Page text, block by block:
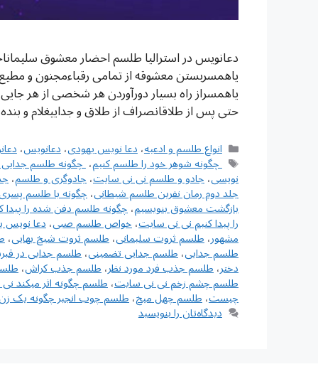
دعانویس در استرالیا طلسم احضار معشوق
یاهمسربستن معشوقه از تمامی رقباءمجنون و
یاهمسراز راه بسیار دورآوردن هر شخصی از هر
حتی پس از طلاقانصراف از طلاق و جداییغلام و
دسته‌ها
انواع طلسم و ادعیه،دعا نویس یهودی،دعانویس،
برچسب‌ها
‌ چگونه شوهر خود را طلسم کنیم،چگونه طلسم
نویسی،جادو و طلسم نی نی سایت،جادوگری و طلسم،
جلد دوم رمان نفرین طلسم شیطانی،چگونه با طلسم
بازگشت معشوق بنویسیم،چگونه طلسم دفن شده را
را پیدا کنیم نی نی سایت،خواص طلسم صبی،دعا نویس
مشهور،طلسم ثروت سلیمانی،طلسم ثروت شیخ بهایی،
طلسم جدایی،طلسم جدایی تضمینی،طلسم جدایی در
دختر،طلسم جذب فرد مورد نظر،طلسم جذب کراش،
طلسم چشم زخم نی نی سایت،طلسم چگونه اثر میکند
چیست،طلسم چهل میخ،طلسم چوب انجیر چگونه یک
دیدگاه‌تان را بنویسید